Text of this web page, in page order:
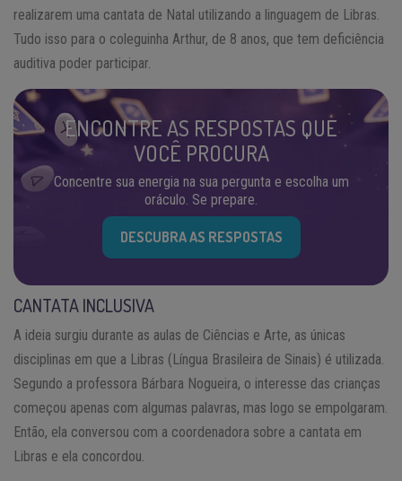
realizarem uma cantata de Natal utilizando a linguagem de Libras.
Tudo isso para o coleguinha Arthur, de 8 anos, que tem deficiência
auditiva poder participar.
ENCONTRE AS RESPOSTAS QUE
VOCÊ PROCURA
Concentre sua energia na sua pergunta e escolha um
oráculo. Se prepare.
DESCUBRA AS RESPOSTAS
CANTATA INCLUSIVA
A ideia surgiu durante as aulas de Ciências e Arte, as únicas
disciplinas em que a Libras (Língua Brasileira de Sinais) é utilizada.
Segundo a professora Bárbara Nogueira, o interesse das crianças
começou apenas com algumas palavras, mas logo se empolgaram.
Então, ela conversou com a coordenadora sobre a cantata em
Libras e ela concordou.